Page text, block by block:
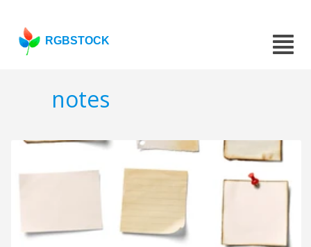
RGBSTOCK
notes